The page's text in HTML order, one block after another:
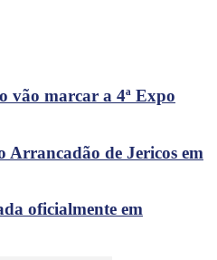
vão marcar a 4ª Expo
Arrancadão de Jericos em
oficialmente em